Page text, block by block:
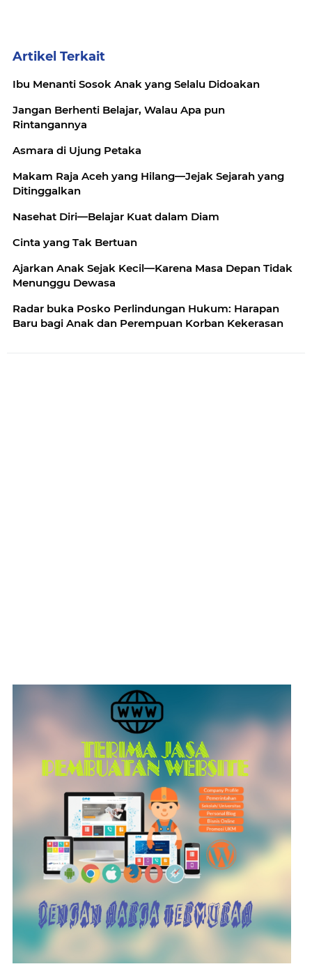
Artikel Terkait
Ibu Menanti Sosok Anak yang Selalu Didoakan
Jangan Berhenti Belajar, Walau Apa pun
Rintangannya
Asmara di Ujung Petaka
Makam Raja Aceh yang Hilang—Jejak Sejarah yang
Ditinggalkan
Nasehat Diri—Belajar Kuat dalam Diam
Cinta yang Tak Bertuan
Ajarkan Anak Sejak Kecil—Karena Masa Depan Tidak
Menunggu Dewasa
Radar buka Posko Perlindungan Hukum: Harapan
Baru bagi Anak dan Perempuan Korban Kekerasan